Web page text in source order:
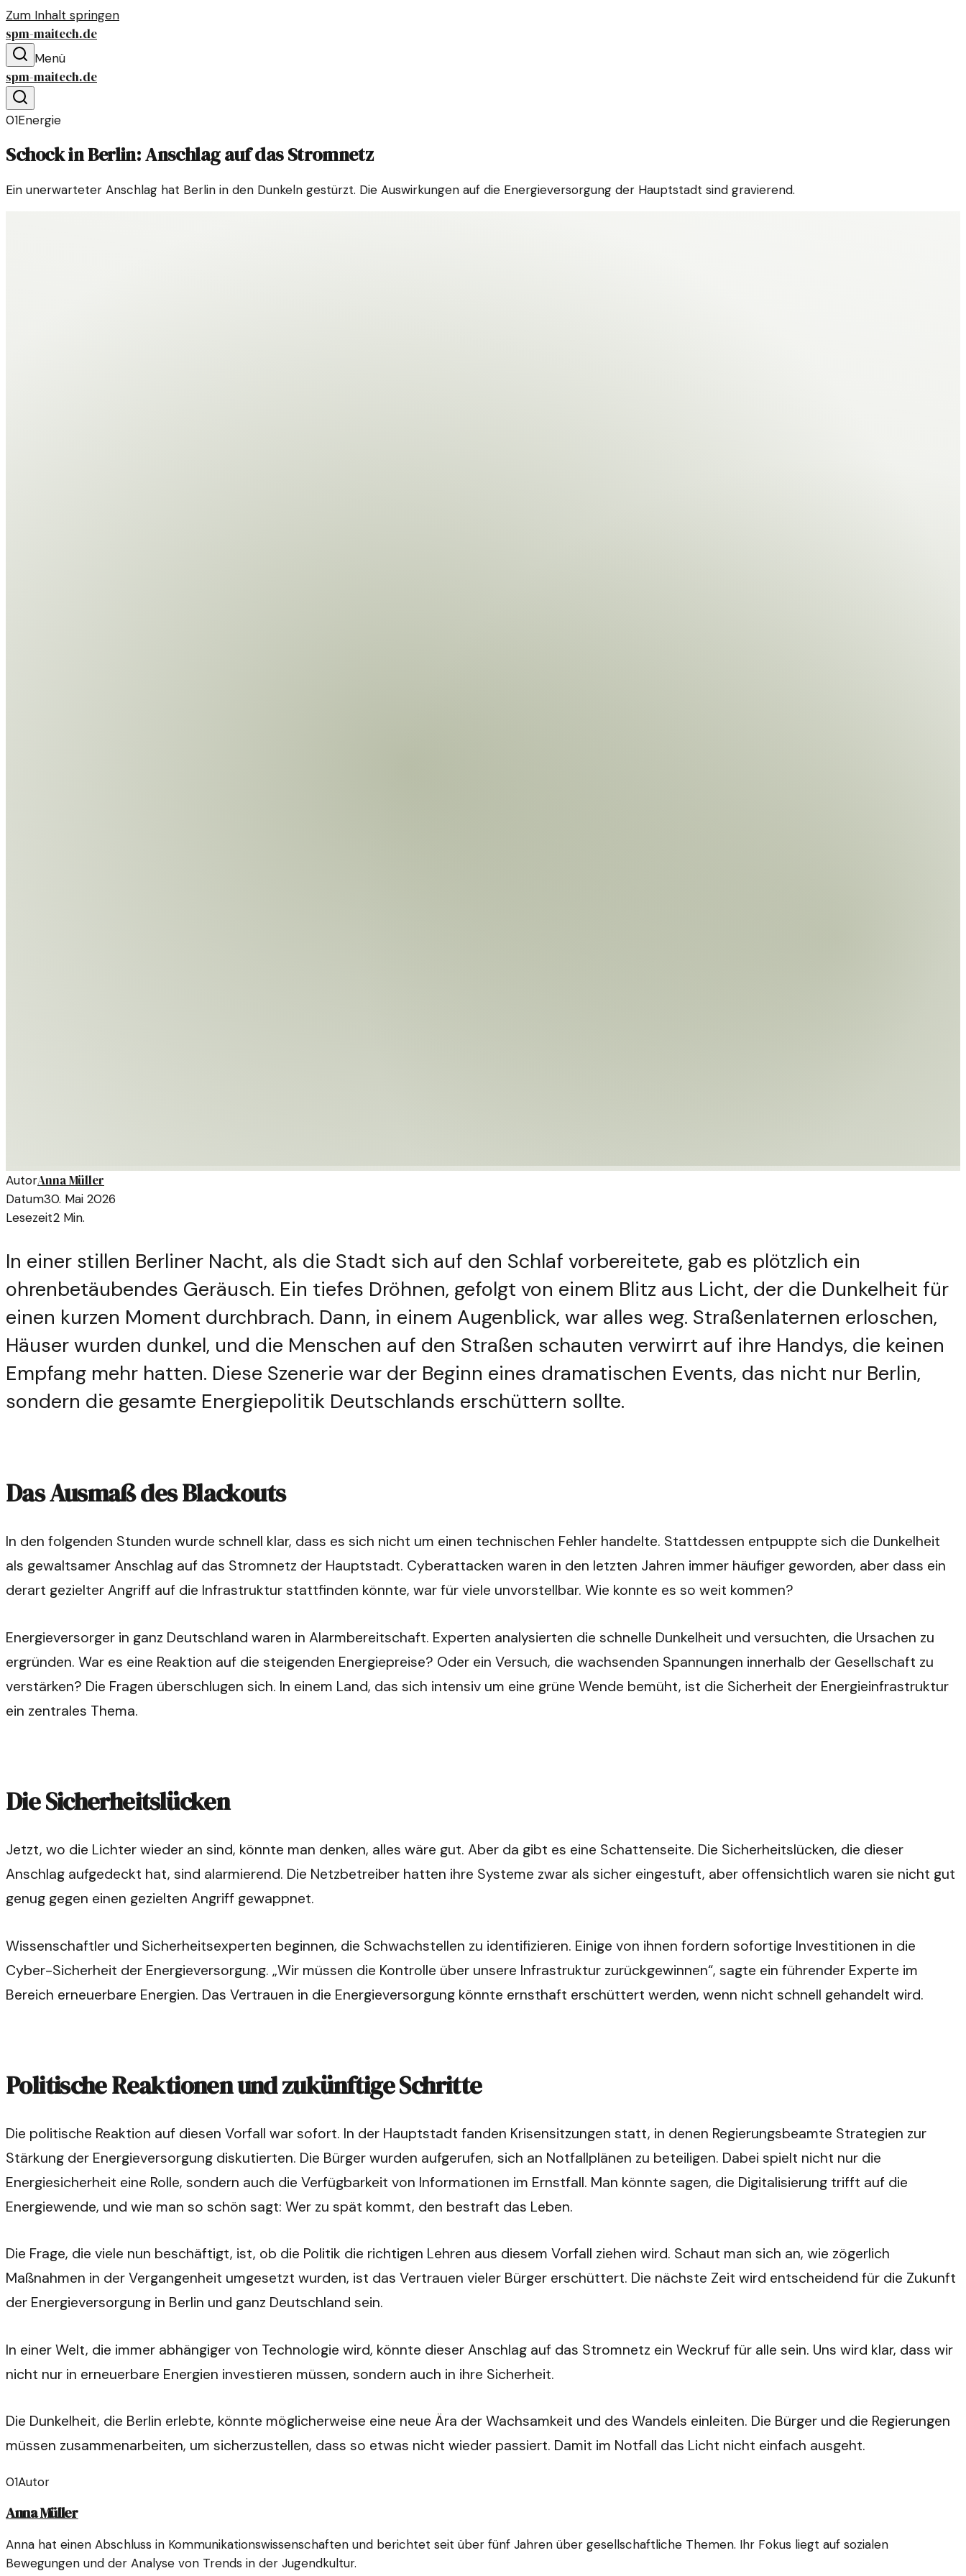
Zum Inhalt springen
spm-maitech.de
Menü
spm-maitech.de
01Energie
Schock in Berlin: Anschlag auf das Stromnetz
Ein unerwarteter Anschlag hat Berlin in den Dunkeln gestürzt. Die Auswirkungen auf die Energieversorgung der Hauptstadt sind gravierend.
AutorAnna Müller
Datum30. Mai 2026
Lesezeit2 Min.
In einer stillen Berliner Nacht, als die Stadt sich auf den Schlaf vorbereitete, gab es plötzlich ein
ohrenbetäubendes Geräusch. Ein tiefes Dröhnen, gefolgt von einem Blitz aus Licht, der die Dunkelheit für
einen kurzen Moment durchbrach. Dann, in einem Augenblick, war alles weg. Straßenlaternen erloschen,
Häuser wurden dunkel, und die Menschen auf den Straßen schauten verwirrt auf ihre Handys, die keinen
Empfang mehr hatten. Diese Szenerie war der Beginn eines dramatischen Events, das nicht nur Berlin,
sondern die gesamte Energiepolitik Deutschlands erschüttern sollte.
Das Ausmaß des Blackouts
In den folgenden Stunden wurde schnell klar, dass es sich nicht um einen technischen Fehler handelte. Stattdessen entpuppte sich die Dunkelheit
als gewaltsamer Anschlag auf das Stromnetz der Hauptstadt. Cyberattacken waren in den letzten Jahren immer häufiger geworden, aber dass ein
derart gezielter Angriff auf die Infrastruktur stattfinden könnte, war für viele unvorstellbar. Wie konnte es so weit kommen?
Energieversorger in ganz Deutschland waren in Alarmbereitschaft. Experten analysierten die schnelle Dunkelheit und versuchten, die Ursachen zu
ergründen. War es eine Reaktion auf die steigenden Energiepreise? Oder ein Versuch, die wachsenden Spannungen innerhalb der Gesellschaft zu
verstärken? Die Fragen überschlugen sich. In einem Land, das sich intensiv um eine grüne Wende bemüht, ist die Sicherheit der Energieinfrastruktur
ein zentrales Thema.
Die Sicherheitslücken
Jetzt, wo die Lichter wieder an sind, könnte man denken, alles wäre gut. Aber da gibt es eine Schattenseite. Die Sicherheitslücken, die dieser
Anschlag aufgedeckt hat, sind alarmierend. Die Netzbetreiber hatten ihre Systeme zwar als sicher eingestuft, aber offensichtlich waren sie nicht gut
genug gegen einen gezielten Angriff gewappnet.
Wissenschaftler und Sicherheitsexperten beginnen, die Schwachstellen zu identifizieren. Einige von ihnen fordern sofortige Investitionen in die
Cyber-Sicherheit der Energieversorgung. „Wir müssen die Kontrolle über unsere Infrastruktur zurückgewinnen“, sagte ein führender Experte im
Bereich erneuerbare Energien. Das Vertrauen in die Energieversorgung könnte ernsthaft erschüttert werden, wenn nicht schnell gehandelt wird.
Politische Reaktionen und zukünftige Schritte
Die politische Reaktion auf diesen Vorfall war sofort. In der Hauptstadt fanden Krisensitzungen statt, in denen Regierungsbeamte Strategien zur
Stärkung der Energieversorgung diskutierten. Die Bürger wurden aufgerufen, sich an Notfallplänen zu beteiligen. Dabei spielt nicht nur die
Energiesicherheit eine Rolle, sondern auch die Verfügbarkeit von Informationen im Ernstfall. Man könnte sagen, die Digitalisierung trifft auf die
Energiewende, und wie man so schön sagt: Wer zu spät kommt, den bestraft das Leben.
Die Frage, die viele nun beschäftigt, ist, ob die Politik die richtigen Lehren aus diesem Vorfall ziehen wird. Schaut man sich an, wie zögerlich
Maßnahmen in der Vergangenheit umgesetzt wurden, ist das Vertrauen vieler Bürger erschüttert. Die nächste Zeit wird entscheidend für die Zukunft
der Energieversorgung in Berlin und ganz Deutschland sein.
In einer Welt, die immer abhängiger von Technologie wird, könnte dieser Anschlag auf das Stromnetz ein Weckruf für alle sein. Uns wird klar, dass wir
nicht nur in erneuerbare Energien investieren müssen, sondern auch in ihre Sicherheit.
Die Dunkelheit, die Berlin erlebte, könnte möglicherweise eine neue Ära der Wachsamkeit und des Wandels einleiten. Die Bürger und die Regierungen
müssen zusammenarbeiten, um sicherzustellen, dass so etwas nicht wieder passiert. Damit im Notfall das Licht nicht einfach ausgeht.
01Autor
Anna Müller
Anna hat einen Abschluss in Kommunikationswissenschaften und berichtet seit über fünf Jahren über gesellschaftliche Themen. Ihr Fokus liegt auf sozialen
Bewegungen und der Analyse von Trends in der Jugendkultur.